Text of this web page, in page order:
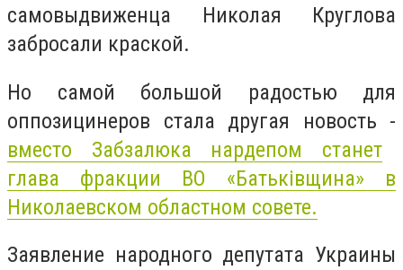
самовыдвиженца Николая Круглова
забросали краской.
Но самой большой радостью для
оппозицинеров стала другая новость -
вместо Забзалюка нардепом станет
глава фракции ВО «Батьківщина» в
Николаевском областном совете.
Заявление народного депутата Украины